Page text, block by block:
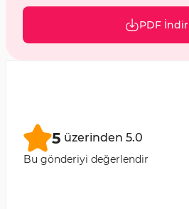
PDF İndir
5 üzerinden 5.0
Bu gönderiyi değerlendir